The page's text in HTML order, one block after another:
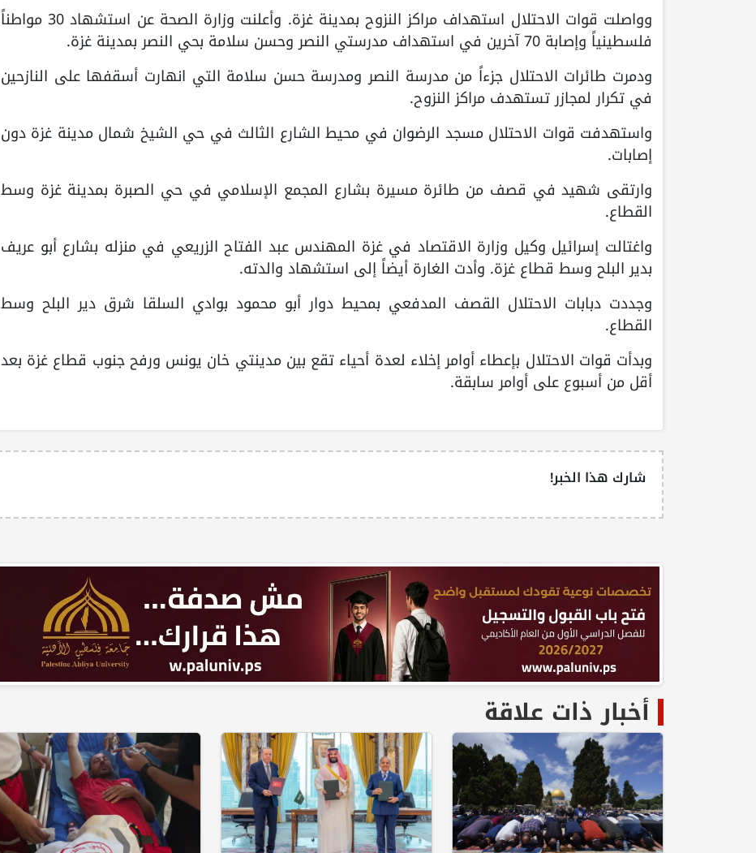
وواصلت قوات الاحتلال استهداف مراكز النزوح بمدينة غزة. وأعلنت وزارة الصحة عن استشهاد 30 مواطناً
فلسطينياً وإصابة 70 آخرين في استهداف مدرستي النصر وحسن سلامة بحي النصر بمدينة غزة.
ودمرت طائرات الاحتلال جزءاً من مدرسة النصر ومدرسة حسن سلامة التي انهارت أسقفها على النازحين
في تكرار لمجازر تستهدف مراكز النزوح.
واستهدفت قوات الاحتلال مسجد الرضوان في محيط الشارع الثالث في حي الشيخ شمال مدينة غزة دون
إصابات.
وارتقى شهيد في قصف من طائرة مسيرة بشارع المجمع الإسلامي في حي الصبرة بمدينة غزة وسط
القطاع.
واغتالت إسرائيل وكيل وزارة الاقتصاد في غزة المهندس عبد الفتاح الزريعي في منزله بشارع أبو عريف
بدير البلح وسط قطاع غزة. وأدت الغارة أيضاً إلى استشهاد والدته.
وجددت دبابات الاحتلال القصف المدفعي بمحيط دوار أبو محمود بوادي السلقا شرق دير البلح وسط
القطاع.
وبدأت قوات الاحتلال بإعطاء أوامر إخلاء لعدة أحياء تقع بين مدينتي خان يونس ورفح جنوب قطاع غزة بعد
أقل من أسبوع على أوامر سابقة.
شارك هذا الخبر!
أخبار ذات علاقة